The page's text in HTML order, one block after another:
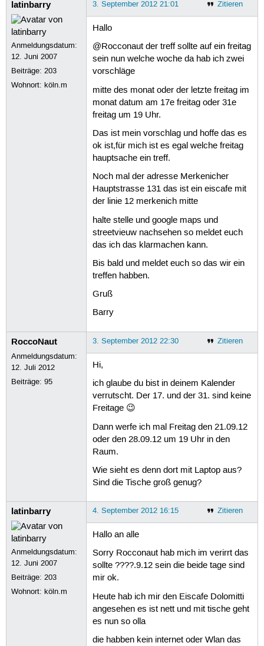
latinbarry
Anmeldungsdatum:
12. Juni 2007
Beiträge:203
Wohnort: köln.m
Zitieren
3. September 2012 21:01
Hallo
@Rocconaut der treff sollte auf ein freitag
sein nun welche woche da hab ich zwei
vorschläge
mitte des monat oder der letzte freitag im
monat datum am 17e freitag oder 31e
freitag um 19 Uhr.
Das ist mein vorschlag und hoffe das es
ok ist,für mich ist es egal welche freitag
hauptsache ein treff.
Noch mal der adresse Merkenicher
Hauptstrasse 131 das ist ein eiscafe mit
der linie 12 merkenich mitte
halte stelle und google maps und
streetvieuw nachsehen so meldet euch
das ich das klarmachen kann.
Bis bald und meldet euch so das wir ein
treffen habben.
Gruß
Barry
RoccoNaut
Anmeldungsdatum:
12. Juli 2012
Beiträge:95
Zitieren
3. September 2012 22:30
Hi,
ich glaube du bist in deinem Kalender
verrutscht. Der 17. und der 31. sind keine
Freitage 😉
Dann werfe ich mal Freitag den 21.09.12
oder den 28.09.12 um 19 Uhr in den
Raum.
Wie sieht es denn dort mit Laptop aus?
Sind die Tische groß genug?
latinbarry
Anmeldungsdatum:
12. Juni 2007
Beiträge:203
Wohnort: köln.m
Zitieren
4. September 2012 16:15
Hallo an alle
Sorry Rocconaut hab mich im verirrt das
sollte ????.9.12 sein die beide tage sind
mir ok.
Heute hab ich mir den Eiscafe Dolomitti
angesehen es ist nett und mit tische geht
es nun so olla
die habben kein internet oder Wlan das